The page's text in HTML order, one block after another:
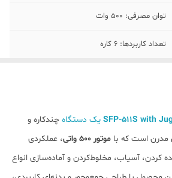
توان مصرفى: ۵۰۰ وات
تعداد كاربردها: ۶ کاره
قابليت آسياب آجيل، ادويه جات و قهوه
جنس بدنه: استيل
یک دستگاه چندکاره و
مدرن است که با موتور 500 واتی
، عملکردی
کردن، آسیاب، مخلوط‌کردن و آماده‌سازی انواع